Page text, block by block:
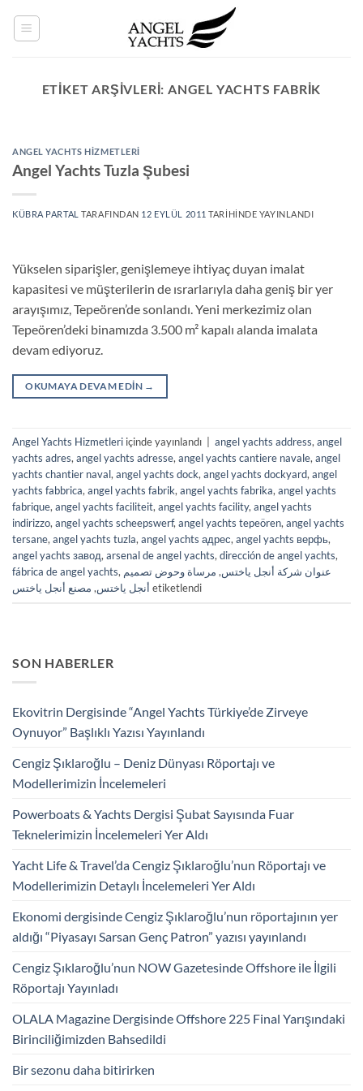
ETIKET ARŞIVLERI:ANGEL YACHTS FABRIK
ANGEL YACHTS HIZMETLERI
Angel Yachts Tuzla Şubesi
KÜBRA PARTAL TARAFINDAN 12 EYLÜL 2011 TARIHINDE YAYINLANDI
Yükselen siparişler, genişlemeye ihtiyaç duyan imalat
kapasitesi ve müşterilerin de ısrarlarıyla daha geniş bir yer
arayışımız, Tepeören’de sonlandı. Yeni merkezimiz olan
Tepeören’deki binamızda 3.500 m² kapalı alanda imalata
devam ediyoruz.
OKUMAYA DEVAM EDIN →
Angel Yachts Hizmetleri içinde yayınlandı angel yachts address, angel
yachts adres, angel yachts adresse, angel yachts cantiere navale, angel
yachts chantier naval, angel yachts dock, angel yachts dockyard, angel
yachts fabbrica, angel yachts fabrik, angel yachts fabrika, angel yachts
fabrique, angel yachts faciliteit, angel yachts facility, angel yachts
indirizzo, angel yachts scheepswerf, angel yachts tepeören, angel yachts
tersane, angel yachts tuzla, angel yachts адрес, angel yachts верфь,
angel yachts завод, arsenal de angel yachts, dirección de angel yachts,
fábrica de angel yachts, عنوان شركة أنجل ياختس, مرساة وحوض تصميم
أنجل ياختس, مصنع أنجل ياختس etiketlendi
SON HABERLER
Ekovitrin Dergisinde “Angel Yachts Türkiye’de Zirveye
Oynuyor” Başlıklı Yazısı Yayınlandı
Cengiz Şıklaroğlu – Deniz Dünyası Röportajı ve
Modellerimizin İncelemeleri
Powerboats & Yachts Dergisi Şubat Sayısında Fuar
Teknelerimizin İncelemeleri Yer Aldı
Yacht Life & Travel’da Cengiz Şıklaroğlu’nun Röportajı ve
Modellerimizin Detaylı İncelemeleri Yer Aldı
Ekonomi dergisinde Cengiz Şıklaroğlu’nun röportajının yer
aldığı “Piyasayı Sarsan Genç Patron” yazısı yayınlandı
Cengiz Şıklaroğlu’nun NOW Gazetesinde Offshore ile İlgili
Röportajı Yayınladı
OLALA Magazine Dergisinde Offshore 225 Final Yarışındaki
Birinciliğimizden Bahsedildi
Bir sezonu daha bitirirken